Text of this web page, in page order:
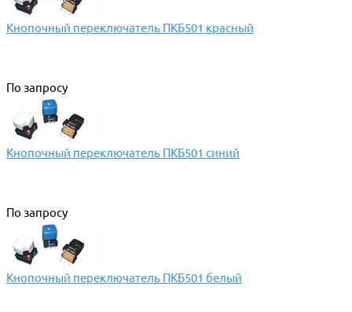
Кнопочный переключатель ПКБ501 красный
По запросу
Кнопочный переключатель ПКБ501 синий
По запросу
Кнопочный переключатель ПКБ501 белый